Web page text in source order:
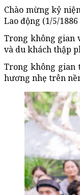
Chào mừng kỷ
Lao động (1/5/
Trong không gian
và du khách thập
Trong không gian
hương nhẹ trên